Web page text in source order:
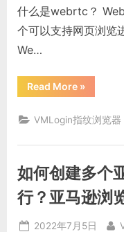
览
器？
一
位
小
白
含
告
诉
什么是webrtc？
个可以支持网页浏览
We…
Read More“虚
拟
览
器
功
绍”
»
VMLogin指纹浏览器
如何创建多个
行？亚马逊浏
Posted
2022年7月5日